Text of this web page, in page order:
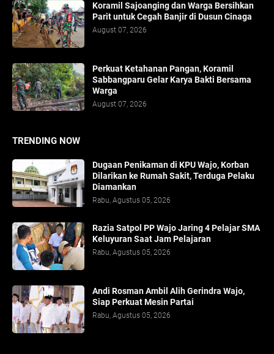
Koramil Sajoanging dan Warga Bersihkan
Parit untuk Cegah Banjir di Dusun Cinaga
August 07, 2026
Perkuat Ketahanan Pangan, Koramil
Sabbangparu Gelar Karya Bakti Bersama
Warga
August 07, 2026
TRENDING NOW
Dugaan Penikaman di KPU Wajo, Korban
Dilarikan ke Rumah Sakit, Terduga Pelaku
Diamankan
Rabu, Agustus 05, 2026
Razia Satpol PP Wajo Jaring 4 Pelajar SMA
Keluyuran Saat Jam Pelajaran
Rabu, Agustus 05, 2026
Andi Rosman Ambil Alih Gerindra Wajo,
Siap Perkuat Mesin Partai
Rabu, Agustus 05, 2026